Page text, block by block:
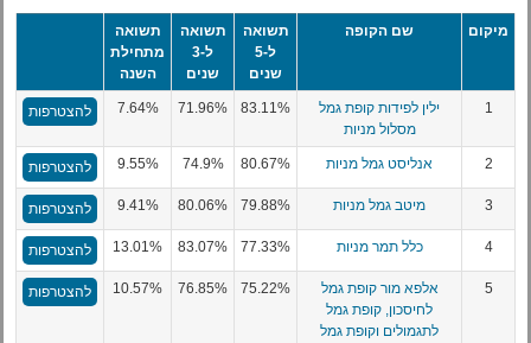
מיקום שם הקופה
תשואה
ל-5
שנים
תשואה
ל-3
שנים
תשואה
מתחילת
השנה
1
ילין לפידות קופת גמל
מסלול מניות
83.11%
71.96%
7.64% להצטרפות
2 אנליסט גמל מניות 80.67%
74.9%
9.55% להצטרפות
3 מיטב גמל מניות 79.88%
80.06%
9.41% להצטרפות
4 כלל תמר מניות 77.33%
83.07%
13.01% להצטרפות
5
אלפא מור קופת גמל
לחיסכון, קופת גמל
לתגמולים וקופת גמל
75.22%
76.85%
10.57% להצטרפות